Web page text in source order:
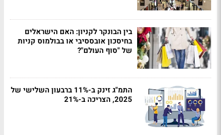
בין הבונקר לקניון: האם הישראלים
בחיסכון אובססיבי או בבולמוס קניות
של "סוף העולם"?
התמ"ג זינק ב-11% ברבעון השלישי של
2025, הצריכה ב-21%